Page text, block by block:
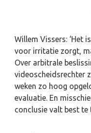
Willem Vissers: ‘Het
voor irritatie zorgt,
Over arbitrale
videoscheidsrechter
weken zo hoog
evaluatie. En
conclusie valt best